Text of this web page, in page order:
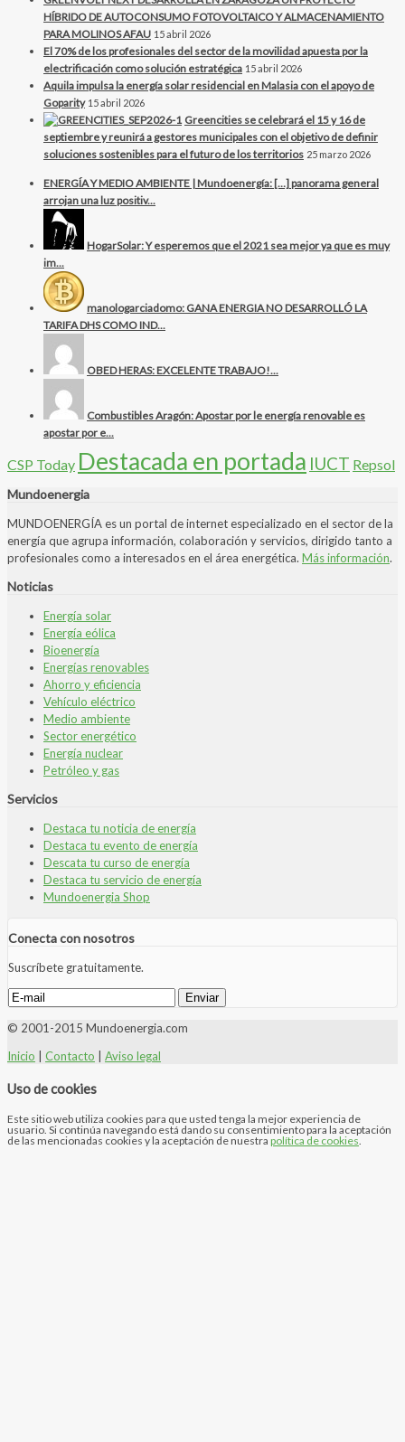
HÍBRIDO DE AUTOCONSUMO FOTOVOLTAICO Y ALMACENAMIENTO
PARA MOLINOS AFAU 15 abril 2026
El 70% de los profesionales del sector de la movilidad apuesta por la
electrificación como solución estratégica 15 abril 2026
Aquila impulsa la energía solar residencial en Malasia con el apoyo de
Goparity 15 abril 2026
Greencities se celebrará el 15 y 16 de
septiembre y reunirá a gestores municipales con el objetivo de definir
soluciones sostenibles para el futuro de los territorios 25 marzo 2026
ENERGÍA Y MEDIO AMBIENTE | Mundoenergía: […] panorama general
arrojan una luz positiv...
HogarSolar: Y esperemos que el 2021 sea mejor ya que es muy
im...
manologarciadomo: GANA ENERGIA NO DESARROLLÓ LA
TARIFA DHS COMO IND...
OBED HERAS: EXCELENTE TRABAJO!...
Combustibles Aragón: Apostar por le energía renovable es
apostar por e...
CSP Today Destacada en portada IUCT Repsol
Mundoenergia
MUNDOENERGÍA es un portal de internet especializado en el sector de la
energía que agrupa información, colaboración y servicios, dirigido tanto a
profesionales como a interesados en el área energética. Más información.
Noticias
Energía solar
Energía eólica
Bioenergía
Energías renovables
Ahorro y eficiencia
Vehículo eléctrico
Medio ambiente
Sector energético
Energía nuclear
Petróleo y gas
Servicios
Destaca tu noticia de energía
Destaca tu evento de energía
Descata tu curso de energía
Destaca tu servicio de energía
Mundoenergia Shop
Conecta con nosotros
Suscríbete gratuitamente.
© 2001-2015 Mundoenergia.com
Inicio
Contacto Aviso legal
Uso de cookies
Este sitio web utiliza cookies para que usted tenga la mejor experiencia de
usuario. Si continúa navegando está dando su consentimiento para la aceptación
de las mencionadas cookies y la aceptación de nuestra política de cookies